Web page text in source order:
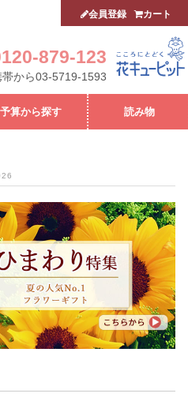
879-123
帯から03-5719-1593
会員登録 カート
予算から探す 読み物